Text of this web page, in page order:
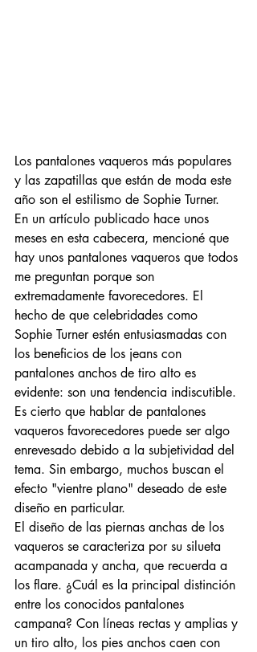
Los pantalones vaqueros más populares
y las zapatillas que están de moda este
año son el estilismo de Sophie Turner.
En un artículo publicado hace unos
meses en esta cabecera, mencioné que
hay unos pantalones vaqueros que todos
me preguntan porque son
extremadamente favorecedores. El
hecho de que celebridades como
Sophie Turner estén entusiasmadas con
los beneficios de los jeans con
pantalones anchos de tiro alto es
evidente: son una tendencia indiscutible.
Es cierto que hablar de pantalones
vaqueros favorecedores puede ser algo
enrevesado debido a la subjetividad del
tema. Sin embargo, muchos buscan el
efecto "vientre plano" deseado de este
diseño en particular.
El diseño de las piernas anchas de los
vaqueros se caracteriza por su silueta
acampanada y ancha, que recuerda a
los flare. ¿Cuál es la principal distinción
entre los conocidos pantalones
campana? Con líneas rectas y amplias y
un tiro alto, los pies anchos caen con